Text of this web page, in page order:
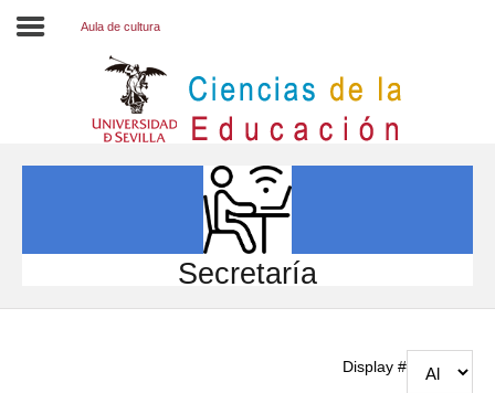
INVESTIGACIÓN
Aula de cultura
Secretaría
Display #